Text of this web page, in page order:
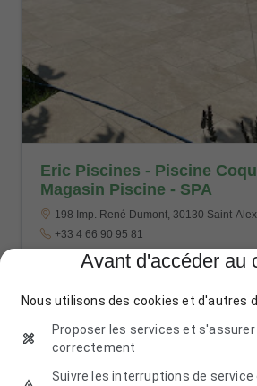
Eric Piscines - Piscine
Magasin Piscine - SPA
198 Imp. René Dumont, 30130 Saint-
+33 4 66 90 95 81
Avant d'accéder au
Nous utilisons des cookies et d'autres
Proposer les services et
correctement
Suivre les interruptions de